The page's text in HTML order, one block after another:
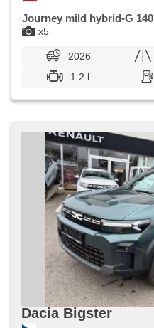
x5
Journey mild hybrid-G 140
2026
1.2 l
Dacia Bigster